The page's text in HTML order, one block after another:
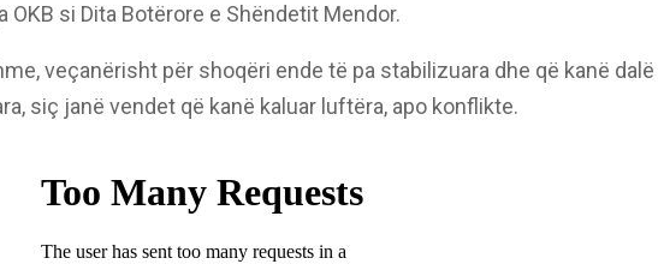
si Dita Botërore e Shëndetit Mendor.
veçanërisht për shoqëri ende të pa stabilizuara dhe që kanë dalë
siç janë vendet që kanë kaluar luftëra, apo konflikte.